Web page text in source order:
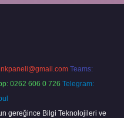
Teams:
0262 606 0 726 Telegram:
gereğince Bilgi Teknolojileri ve